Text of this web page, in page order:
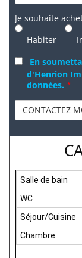
Je souhaite
Habiter
En
d'Henrion
données. *
Salle de bain
WC
Séjour/Cuisine
Chambre